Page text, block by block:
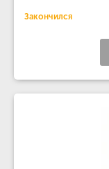
Закончился